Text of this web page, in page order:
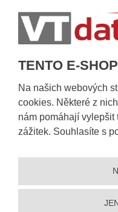
TENTO E-
Na našich webových
cookies. Některé z
nám pomáhají vylepšit
zážitek. Souhlasíte s
Dopravní podmínky
Sledování zásilek
Postup při převzetí zásilky
Informace k dostupnosti